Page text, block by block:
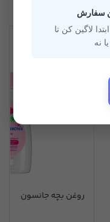
روغن بچه جانسون
سفارش
لاگین کن تا
نه